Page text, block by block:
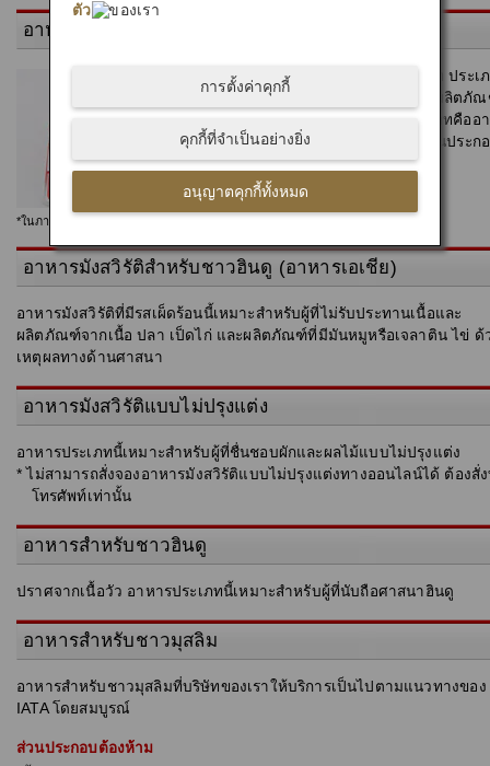
อาหารมังสวิรัติ
*ในภาพเป็นอาหารสำหรับชั้นประหยัด
เรามีอาหารมังสวิรัติสองประเภท ประเ
แรกคืออาหารปราศจากไข่และผลิตภั
จากนมโดยสิ้นเชิง และอีกประเภทคืออ
มังสวิรัติแบบ Lacto-Ovo (มีส่วนประก
จากไข่และนม)
อาหารมังสวิรัติสำหรับชาวฮินดู (อาหารเอเชีย)
อาหารมังสวิรัติที่มีรสเผ็ดร้อนนี้เหมาะสำหรับผู้ที่ไม่รับประทานเนื้อและ
ผลิตภัณฑ์จากเนื้อ ปลา เป็ดไก่ และผลิตภัณฑ์ที่มีมันหมูหรือเจลาติน ไข่ ด้
เหตุผลทางด้านศาสนา
อาหารมังสวิรัติแบบไม่ปรุงแต่ง
อาหารประเภทนี้เหมาะสำหรับผู้ที่ชื่นชอบผักและผลไม้แบบไม่ปรุงแต่ง
* ไม่สามารถสั่งจองอาหารมังสวิรัติแบบไม่ปรุงแต่งทางออนไลน์ได้ ต้องสั่
โทรศัพท์เท่านั้น
อาหารสำหรับชาวฮินดู
ปราศจากเนื้อวัว อาหารประเภทนี้เหมาะสำหรับผู้ที่นับถือศาสนาฮินดู
อาหารสำหรับชาวมุสลิม
อาหารสำหรับชาวมุสลิมที่บริษัทของเราให้บริการเป็นไปตามแนวทางของ
IATA โดยสมบูรณ์
ส่วนประกอบต้องห้าม
ตัว
ของเรา
อนุญาตคุกกี้ทั้งหมด
คุกกี้ที่จำเป็นอย่างยิ่ง
การตั้งค่าคุกกี้